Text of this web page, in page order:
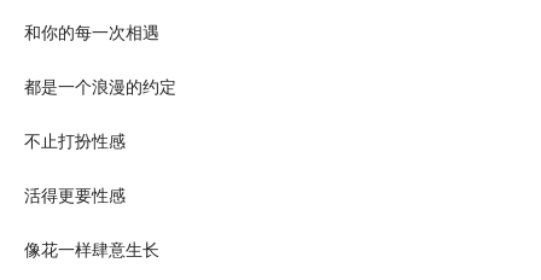
和你的每一次相遇
都是一个浪漫的约定
不止打扮性感
活得更要性感
像花一样肆意生长